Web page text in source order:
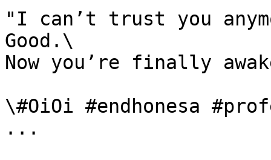
"I can’t trust you
Good.\
Now you’re finally
\#OiOi #endhonesa
...